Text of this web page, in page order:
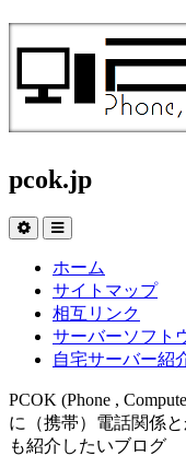
pcok.jp
ホーム
サイトマップ
相互リンク
サーバーソフト
自宅サーバー紹
PCOK (Phone ,
に（携帯）電話関係
も紹介したいブログ